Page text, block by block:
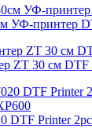
УФ-принтер
ZT 30 см
DTF Printer